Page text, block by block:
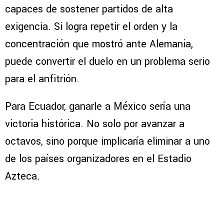
capaces de sostener partidos de alta
exigencia. Si logra repetir el orden y la
concentración que mostró ante Alemania,
puede convertir el duelo en un problema serio
para el anfitrión.
Para Ecuador, ganarle a México sería una
victoria histórica. No solo por avanzar a
octavos, sino porque implicaría eliminar a uno
de los países organizadores en el Estadio
Azteca.